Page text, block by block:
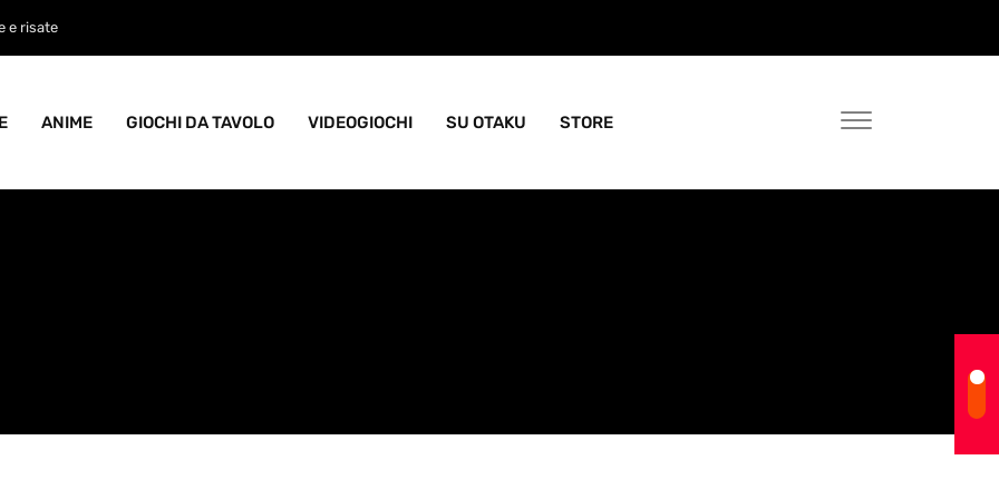
goblin pieno di caos
ANIME GIOCHI DA TAVOLO VIDEOGIOCHI SU OTAKU STORE